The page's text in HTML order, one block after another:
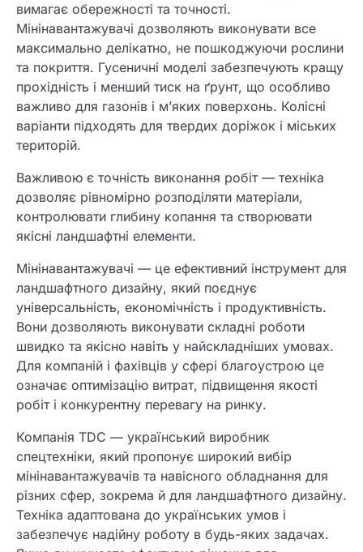
вимагає обережності та точності.
Мінінавантажувачі дозволяють виконувати все
максимально делікатно, не пошкоджуючи рослини
та покриття. Гусеничні моделі забезпечують кращу
прохідність і менший тиск на ґрунт, що особливо
важливо для газонів і м’яких поверхонь. Колісні
варіанти підходять для твердих доріжок і міських
територій.
Важливою є точність виконання робіт — техніка
дозволяє рівномірно розподіляти матеріали,
контролювати глибину копання та створювати
якісні ландшафтні елементи.
Мінінавантажувачі — це ефективний інструмент для
ландшафтного дизайну, який поєднує
універсальність, економічність і продуктивність.
Вони дозволяють виконувати складні роботи
швидко та якісно навіть у найскладніших умовах.
Для компаній і фахівців у сфері благоустрою це
означає оптимізацію витрат, підвищення якості
робіт і конкурентну перевагу на ринку.
Компанія TDC — український виробник
спецтехніки, який пропонує широкий вибір
мінінавантажувачів та навісного обладнання для
різних сфер, зокрема й для ландшафтного дизайну.
Техніка адаптована до українських умов і
забезпечує надійну роботу в будь-яких задачах.